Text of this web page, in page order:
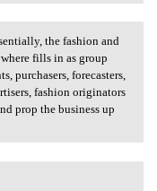
the fashion and
fills in as group
purchasers, forecasters,
fashion originators
prop the business up